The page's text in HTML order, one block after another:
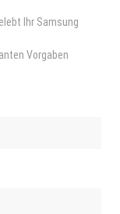
Ihr Samsung
Vorgaben